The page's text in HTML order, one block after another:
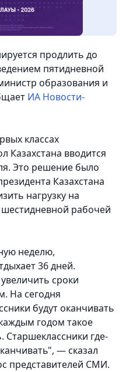
продлить до
пятидневной
образования и
ИА Новости-
классах
Казахстана вводится
Это решение было
Казахстана
нагрузку на
рабочей
неделю,
36 дней.
сроки
На сегодня
будут оканчивать
годом такое
Старшеклассники где-
— сказал
представителей СМИ.